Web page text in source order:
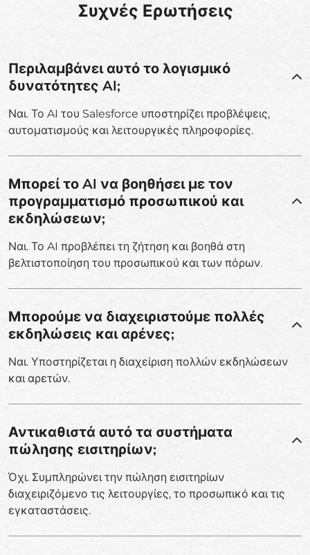
Συχνές Ερωτήσεις
Περιλαμβάνει αυτό το λογισμικό
δυνατότητες AI;
Ναι. Το AI του Salesforce υποστηρίζει προβλέψεις,
αυτοματισμούς και λειτουργικές πληροφορίες.
Μπορεί το AI να βοηθήσει με τον
προγραμματισμό προσωπικού και
εκδηλώσεων;
Ναι. Το AI προβλέπει τη ζήτηση και βοηθά στη
βελτιστοποίηση του προσωπικού και των πόρων.
Μπορούμε να διαχειριστούμε πολλές
εκδηλώσεις και αρένες;
Ναι. Υποστηρίζεται η διαχείριση πολλών εκδηλώσεων
και αρετών.
Αντικαθιστά αυτό τα συστήματα
πώλησης εισιτηρίων;
Όχι. Συμπληρώνει την πώληση εισιτηρίων
διαχειριζόμενο τις λειτουργίες, το προσωπικό και τις
εγκαταστάσεις.